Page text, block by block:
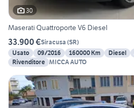
30
Maserati Quattroporte V6 Diesel
33.900 €Siracusa (SR)
Usato
09/2016 160000 Km Diesel
Rivenditore
MICCA AUTO